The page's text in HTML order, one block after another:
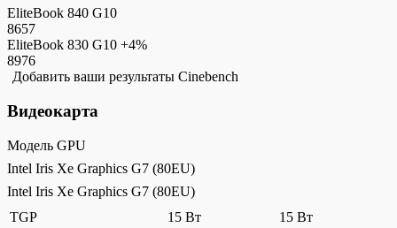
EliteBook 840 G10
8657
EliteBook 830 G10 +4%
8976
Добавить ваши результаты Cinebench
Видеокарта
Модель GPU
Intel Iris Xe Graphics G7 (80EU)
Intel Iris Xe Graphics G7 (80EU)
TGP
15 Вт
15 Вт